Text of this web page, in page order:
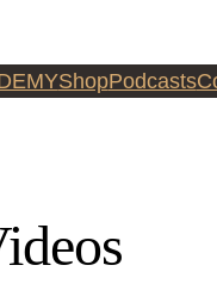
ShopPodcasts